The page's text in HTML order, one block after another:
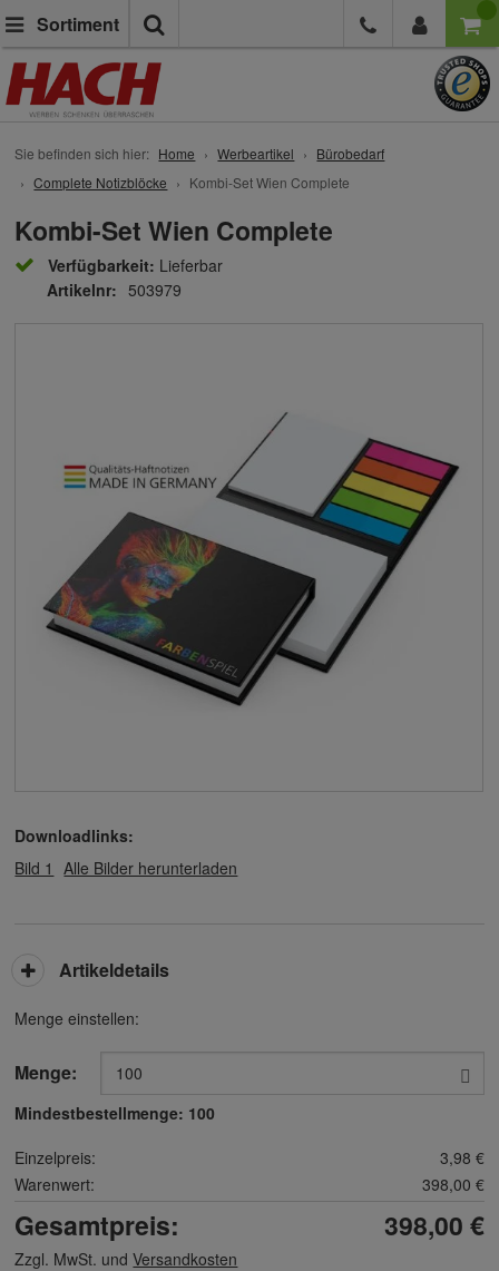
Sortiment
Sie befinden sich hier: Home Werbeartikel
Bürobedarf
Complete Notizblöcke
Kombi-Set Wien Complete
Kombi-Set Wien Complete
Verfügbarkeit: Lieferbar
Artikelnr: 503979
Downloadlinks:
Bild 1
Alle Bilder herunterladen
Menge einstellen:
Menge:
Mindestbestellmenge: 100
Einzelpreis:
3,98 €
Warenwert:
398,00 €
Gesamtpreis: 398,00 €
Zzgl. MwSt. undVersandkosten
Artikeldetails